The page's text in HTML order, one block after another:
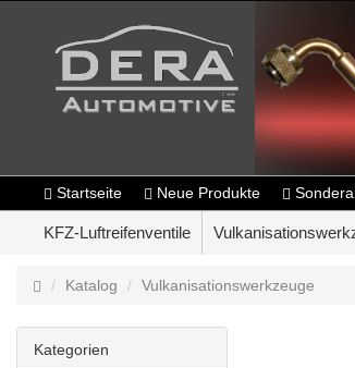
Startseite Neue Produkte
KFZ-Luftreifenventile
Katalog Vulkanisationswerkzeuge
Kategorien